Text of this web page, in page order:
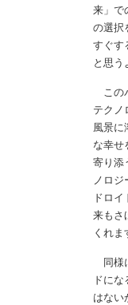
来」で
の選択
すぐす
と思う
この
テクノ
風景に
な幸せ
寄り添
ノロジ
ドロ
来もさ
くれま
同様
ドに
はない